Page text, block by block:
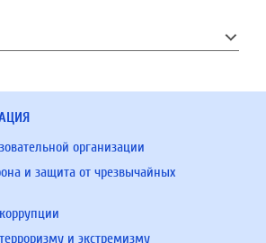
организации
и защита от чрезвычайных
и экстремизму